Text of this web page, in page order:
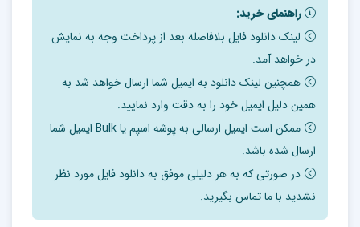
جان دیویی، نیروی محرکه در کاربرد عملی روانشناسی بود.
ویلیام جیمز معتقد بود که باید درس را از نقطهای فراتر از فهم
فرد در راستای گسترش فکرش آغاز کرد.
طبقه بندی مهارتهای شناختی بنجامین بلوم، در وایل دهه
۱۹۵۰ که شامل دانش، فهمیدن، تحلیل ترکیب و ارزشیابی بود.
معلمان، بیشترین نقش را در یادگیری کودکان دارند. تمرکز
روانشناسی تربیتی بر یادگیری میباشد.
مؤلفه های کلیدی برای آموزش بهتر معلمان شامل: دانش
حرفهای، مهارتهای حرفهای، تعهد و انگیزه میباشد.
راهنمای خرید:
لینک دانلود فایل بلافاصله بعد از پرداخت وجه به نمایش
در خواهد آمد.
همچنین لینک دانلود به ایمیل شما ارسال خواهد شد به
همین دلیل ایمیل خود را به دقت وارد نمایید.
ممکن است ایمیل ارسالی به پوشه اسپم یا Bulk ایمیل شما
ارسال شده باشد.
در صورتی که به هر دلیلی موفق به دانلود فایل مورد نظر
نشدید با ما تماس بگیرید.